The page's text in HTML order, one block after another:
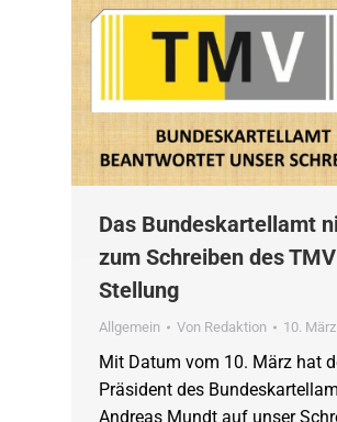
Das Bundeskartellamt
zum Schreiben des TMV
Stellung
Allgemein Von Redaktion 10.
Mit Datum vom 10. März hat
Präsident des
Andreas Mundt auf unser